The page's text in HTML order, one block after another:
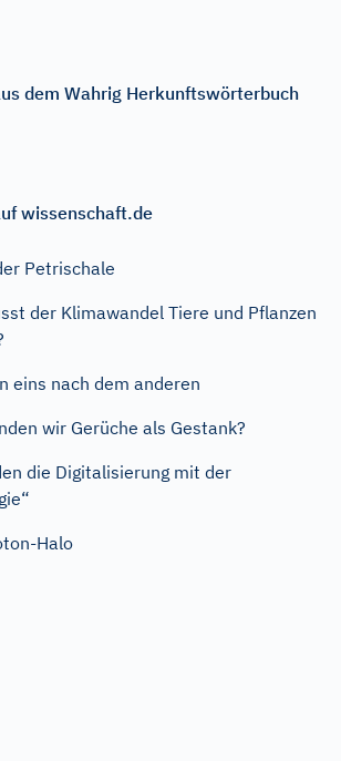
dem Wahrig Herkunftswörterbuch
wissenschaft.de
Petrischale
der Klimawandel Tiere und Pflanzen
eins nach dem anderen
wir Gerüche als Gestank?
die Digitalisierung mit der
Halo